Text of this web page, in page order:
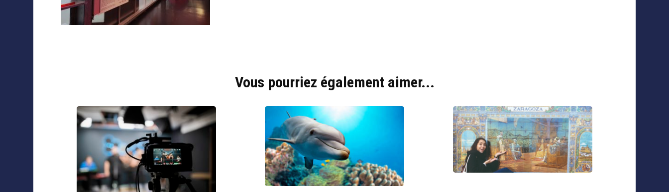
Jeux Vidéo Créativité
Vous pourriez également aimer...